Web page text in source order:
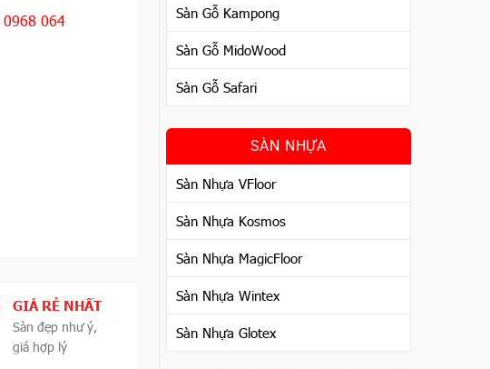
Sàn Gỗ Kampong
Sàn Gỗ MidoWood
Sàn Gỗ Safari
SÀN NHỰA
Sàn Nhựa VFloor
Sàn Nhựa Kosmos
Sàn Nhựa MagicFloor
Sàn Nhựa Wintex
Sàn Nhựa Glotex
0968 064
GIÁ RẺ NHẤT
Sàn đẹp như ý,
giá hợp lý